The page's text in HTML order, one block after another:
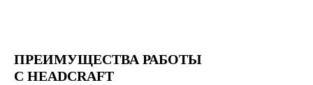
ПРЕИМУЩЕСТВА РАБОТЫ
С HEADCRAFT